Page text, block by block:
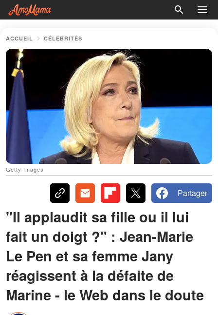
ACCUEIL CÉLÉBRITÉS
Getty Images
Partager
"Il applaudit sa fille ou il lui
fait un doigt ?" : Jean-Marie
Le Pen et sa femme Jany
réagissent à la défaite de
Marine - le Web dans le doute